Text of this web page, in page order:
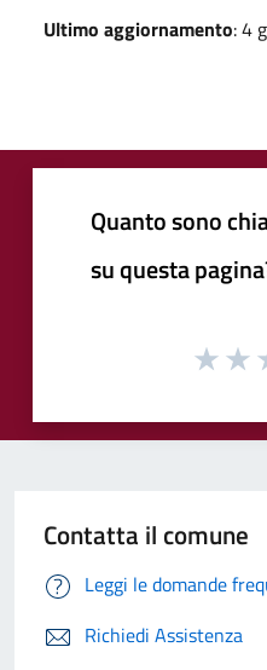
Ultimo aggiornamento: 4
Quanto sono
su questa
Contatta il comune
Leggi le domande
Richiedi Assistenza